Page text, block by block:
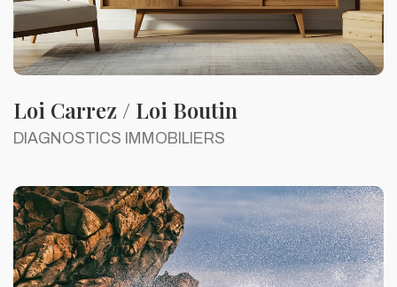
Loi Carrez / Loi Boutin
DIAGNOSTICS IMMOBILIERS